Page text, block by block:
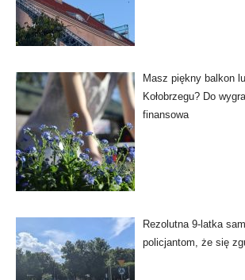
Masz piękny balkon
Kołobrzegu? Do
finansowa
Rezolutna 9-latka
policjantom, że się